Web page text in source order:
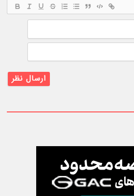
نام
ایمیل